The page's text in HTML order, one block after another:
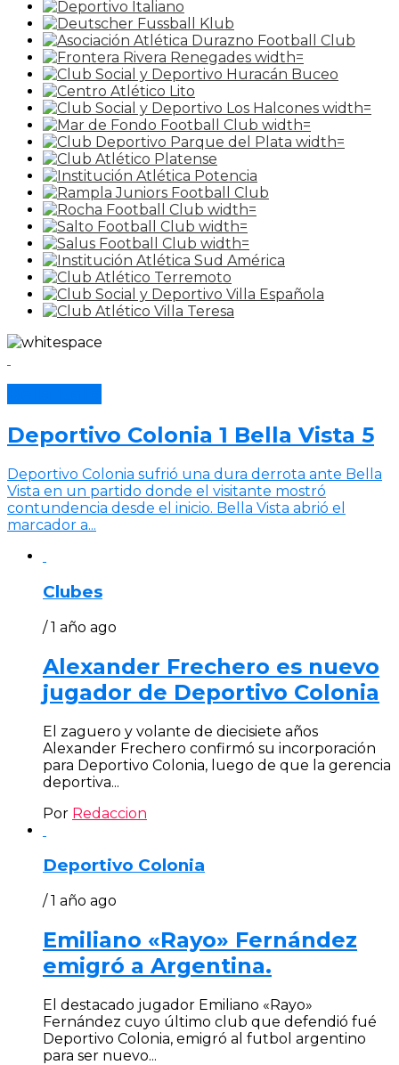
Deportivo Colonia 1 Bella Vista 5
Deportivo Colonia sufrió una dura derrota ante Bella
Vista en un partido donde el visitante mostró
contundencia desde el inicio. Bella Vista abrió el
marcador a...
Clubes
/ 1 año ago
Alexander Frechero es nuevo
jugador de Deportivo Colonia
El zaguero y volante de diecisiete años
Alexander Frechero confirmó su incorporación
para Deportivo Colonia, luego de que la gerencia
deportiva...
Por Redaccion
Deportivo Colonia
/ 1 año ago
Emiliano «Rayo» Fernández
emigró a Argentina.
El destacado jugador Emiliano «Rayo»
Fernández cuyo último club que defendió fué
Deportivo Colonia, emigró al futbol argentino
para ser nuevo...